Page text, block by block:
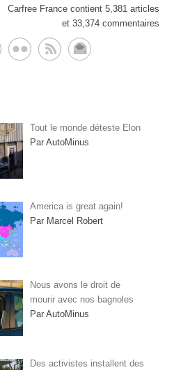
Carfree France contient 5,381 articles
et 33,374 commentaires
Tout le monde déteste Elon
Par AutoMinus
America is great again!
Par Marcel Robert
Nous avons le droit de
mourir avec nos bagnoles
Par AutoMinus
Des activistes installent des